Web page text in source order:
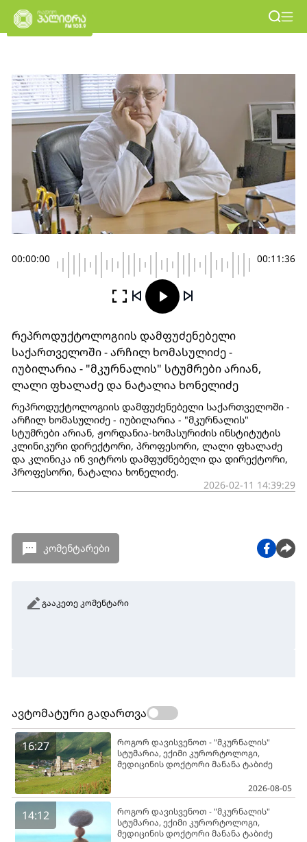
00:00:00 00:11:36
რეპროდუქტოლოგიის დამფუძენებელი
საქართველოში - არჩილ ხომასულიძე -
იუბილარია - "მკურნალის" სტუმრები არიან,
ლალი ფხალაძე და ნატალია ხონელიძე
რეპროდუქტოლოგიის დამფუძენებელი საქართველოში -
არჩილ ხომასულიძე - იუბილარია - "მკურნალის"
სტუმრები არიან, ჟორდანია-ხომასურიძის ინსტიტუტის
კლინიკური დირექტორი, პროფესორი, ლალი ფხალაძე
და კლინიკა ინ ვიტროს დამფუძნებელი და დირექტორი,
პროფესორი, ნატალია ხონელიძე.
2026-02-11 14:39:29
კომენტარები
გააკეთე კომენტარი
ავტომატური გადართვა
16:27
როგორ დავისვენოთ - "მკურნალის"
სტუმარია, ექიმი კურორტოლოგი,
მედიცინის დოქტორი მანანა ტაბიძე
2026-08-05
14:12
როგორ დავისვენოთ - "მკურნალის"
სტუმარია, ექიმი კურორტოლოგი,
მედიცინის დოქტორი მანანა ტაბიძე